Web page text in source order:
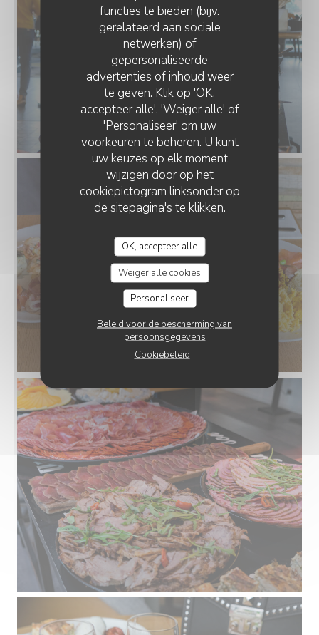
functies te bieden (bijv.
gerelateerd aan sociale
netwerken) of
gepersonaliseerde
advertenties of inhoud weer
te geven. Klik op 'OK,
accepteer alle', 'Weiger alle' of
'Personaliseer' om uw
voorkeuren te beheren. U kunt
uw keuzes op elk moment
wijzigen door op het
cookiepictogram linksonder op
de sitepagina's te klikken.
OK, accepteer alle
Weiger alle cookies
Personaliseer
Beleid voor de bescherming van
persoonsgegevens
Cookiebeleid